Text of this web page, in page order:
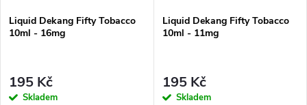
Liquid Dekang Fifty Tobacco
10ml - 16mg
195 Kč
Skladem
Liquid Dekang Fifty Tobacco
10ml - 11mg
195 Kč
Skladem